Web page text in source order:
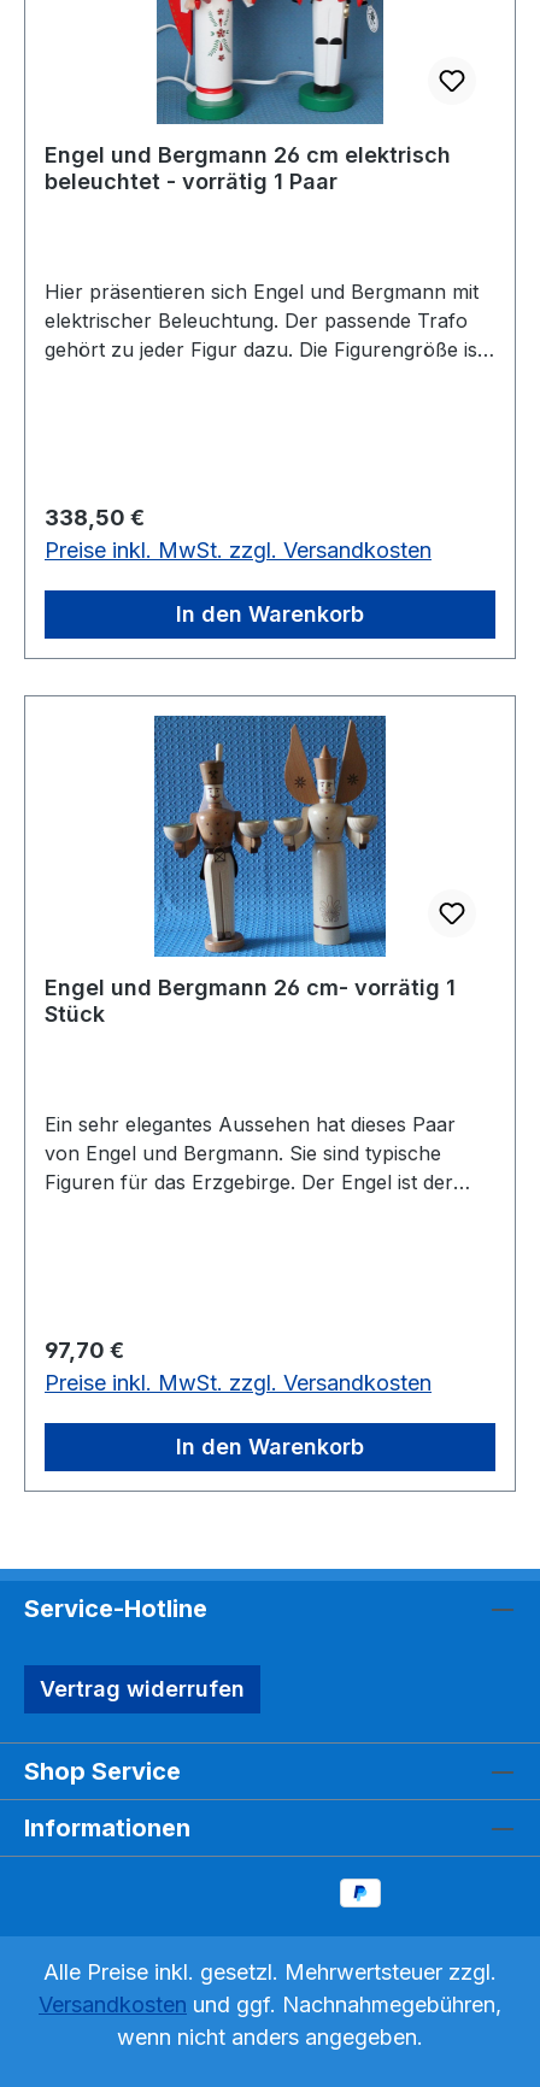
Engel und Bergmann 26 cm elektrisch
beleuchtet - vorrätig 1 Paar
Hier präsentieren sich Engel und Bergmann mit
elektrischer Beleuchtung. Der passende Trafo
gehört zu jeder Figur dazu. Die Figurengröße ist
Regulärer Preis:
338,50 €
Preise inkl. MwSt. zzgl. Versandkosten
In den Warenkorb
Engel und Bergmann 26 cm- vorrätig 1
Stück
Ein sehr elegantes Aussehen hat dieses Paar
von Engel und Bergmann. Sie sind typische
Figuren für das Erzgebirge. Der Engel ist der
(Pyramidenkerze). vorrätig: 1 Paar
Regulärer Preis:
97,70 €
Preise inkl. MwSt. zzgl. Versandkosten
In den Warenkorb
Service-Hotline
Vertrag widerrufen
Shop Service
Informationen
Alle Preise inkl. gesetzl. Mehrwertsteuer zzgl.
Versandkosten und ggf. Nachnahmegebühren,
wenn nicht anders angegeben.